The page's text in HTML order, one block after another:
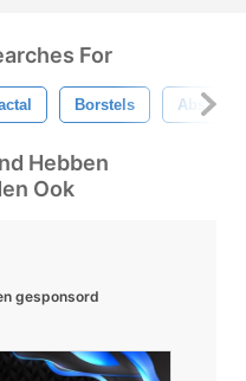
For
Borstels
Hebben
Ook
gesponsord